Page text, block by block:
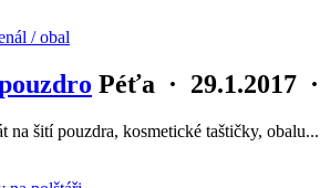
Péťa · 29.1.2017 ·
na šití pouzdra, kosmetické taštičky,